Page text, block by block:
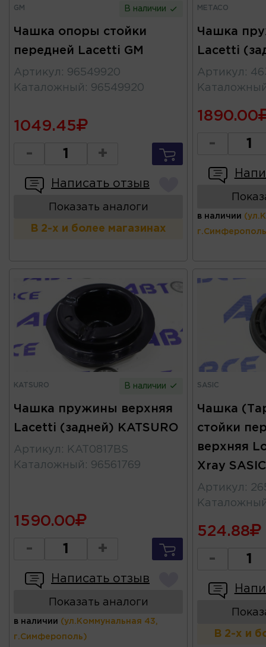
GM В наличии
Чашка опоры стойки
передней Lacetti GM
Артикул : 96549920
Каталожный : 96549920
1049.45
- +
Написать отзыв
Показать аналоги
В 2-х и более магазинах
METACO
Чашка
Lacetti
Артикул :
1890.00
-
в наличии
KATSURO В наличии
Чашка пружины верхняя
Lacetti (задней) KATSURO
Артикул :
KAT0817BS
Каталожный : 96561769
1590.00
- +
Написать отзыв
Показать аналоги
в наличии (ул.Коммунальная 43,
г.Симферополь)
SASIC
Чашка
стойки
верхняя
Xray SASIC
Артикул :
524.88
-
В 2-х и